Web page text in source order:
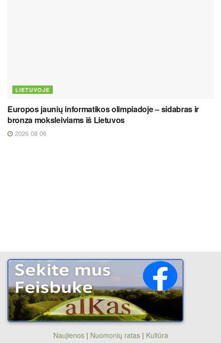
LIETUVOJE
Europos jaunių informatikos olimpiadoje – sidabras ir
bronza moksleiviams iš Lietuvos
2026 08 06
Naujienos| Nuomonių ratas| Kultūra